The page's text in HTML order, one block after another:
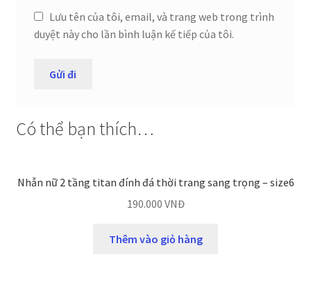
Lưu tên của tôi, email, và trang web trong trình
duyệt này cho lần bình luận kế tiếp của tôi.
Có thể bạn thích…
Nhẫn nữ 2 tầng titan đính đá thời trang sang trọng – size6
190.000 VNĐ
Thêm vào giỏ hàng